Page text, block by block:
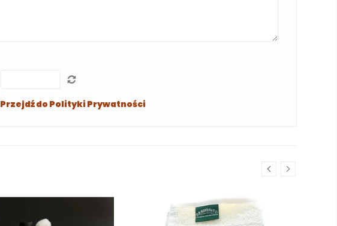
Przejdź do Polityki Prywatności